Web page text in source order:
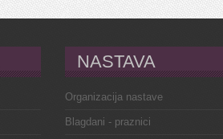
NASTAVA
Organizacija nastave
Blagdani - praznici